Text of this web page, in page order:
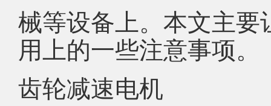
械等设备上。本文主
用上的一些注意事项。
齿轮减速电机